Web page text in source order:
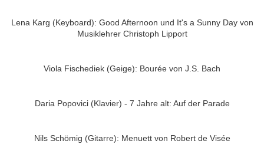
Lena Karg (Keyboard): Good Afternoon und It's a Sunny Day von
Musiklehrer Christoph Lipport
Viola Fischediek (Geige): Bourée von J.S. Bach
Daria Popovici (Klavier) - 7 Jahre alt: Auf der Parade
Nils Schömig (Gitarre): Menuett von Robert de Visée